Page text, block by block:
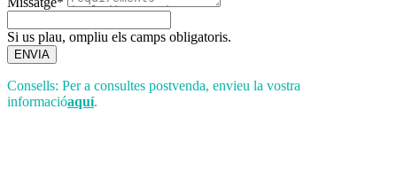
Si us plau, ompliu els camps obligatoris.
ENVIA
Consells: Per a consultes postvenda, envieu la vostra
informacióaquí.